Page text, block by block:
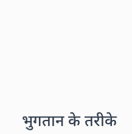
भुगतान के तरीके